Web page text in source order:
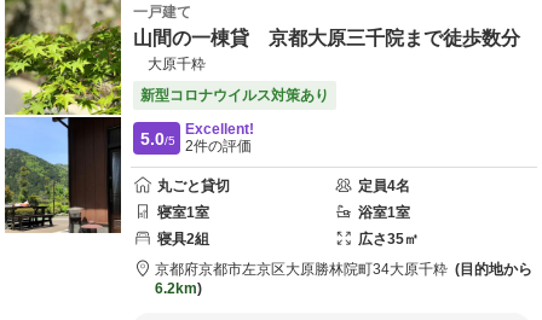
一戸建て
山間の一棟貸 京都大原三千院まで徒歩数分
大原千粋
新型コロナウイルス対策あり
5.0/5
Excellent!
2件の評価
丸ごと貸切 定員4名
寝室1室 浴室1室
寝具2組 広さ35㎡
京都府京都市左京区大原勝林院町34大原千粋
目的地から
6.2km